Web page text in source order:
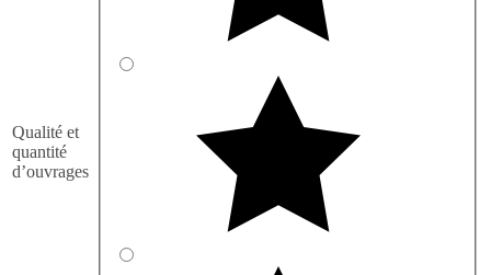
Qualité et
quantité
d’ouvrages